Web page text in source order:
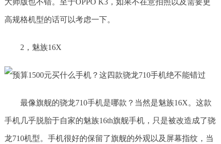
大师版也不错。至于OPPO K3，如果不在意拍照以及需要更
高规格机型的话可以考虑一下。
2，魅族16X
最像旗舰的骁龙710手机是哪款？当然是魅族16X。这款
手机几乎脱胎于自家的魅族16th旗舰手机，只是被改造成了骁
龙710机型。手机很好的保留了旗舰的外观以及屏幕指纹，当